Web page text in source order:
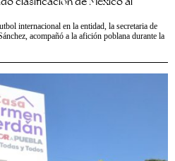
internacional en la entidad, la secretaria de
acompañó a la afición poblana durante la